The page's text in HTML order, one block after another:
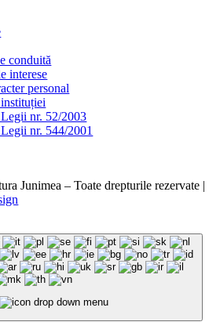
conduită
interese
personal
nr. 52/2003
nr. 544/2001
Junimea – Toate drepturile rezervate |